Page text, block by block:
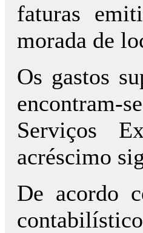
faturas
morada de
Os gastos
encontram-
Serviços
acréscimo
De acordo